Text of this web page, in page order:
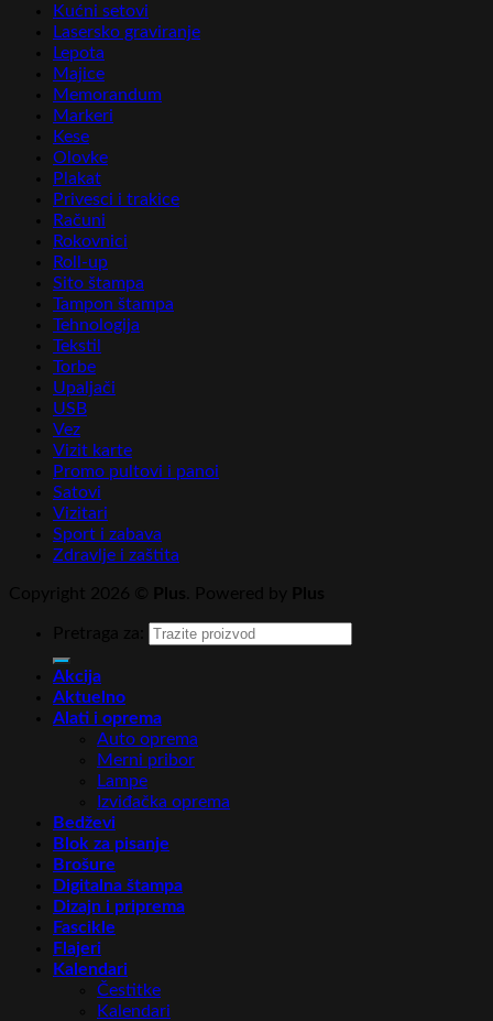
Kućni setovi
Lasersko graviranje
Lepota
Majice
Memorandum
Markeri
Kese
Olovke
Plakat
Privesci i trakice
Računi
Rokovnici
Roll-up
Sito štampa
Tampon štampa
Tehnologija
Tekstil
Torbe
Upaljači
USB
Vez
Vizit karte
Promo pultovi i panoi
Satovi
Vizitari
Sport i zabava
Zdravlje i zaštita
Akcija
Aktuelno
Alati i oprema
Auto oprema
Merni pribor
Lampe
Izviđačka oprema
Bedževi
Blok za pisanje
Brošure
Digitalna štampa
Dizajn i priprema
Fascikle
Flajeri
Kalendari
Čestitke
Kalendari